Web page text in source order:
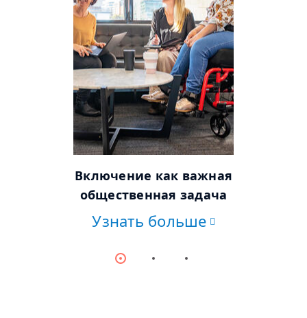
Включение как важная
общественная задача
Узнать больше